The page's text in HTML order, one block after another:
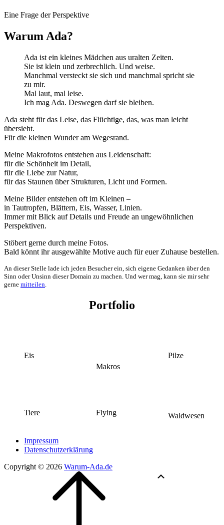
Eine Frage der Perspektive
Warum Ada?
Ada ist ein kleines Mädchen aus uralten Zeiten.
Sie ist klein und zerbrechlich. Und weise.
Manchmal versteckt sie sich und manchmal spricht sie
zu mir.
Mal laut, mal leise.
Ich mag Ada. Deswegen darf sie bleiben.
Ada steht für das Leise, das Flüchtige, das, was man leicht
übersieht.
Für die kleinen Wunder am Wegesrand.
Meine Makrofotos entstehen aus Leidenschaft:
für die Schönheit im Detail,
für die Liebe zur Natur,
für das Staunen über Strukturen, Licht und Formen.
Meine Bilder entstehen oft im Kleinen –
in Tautropfen, Blättern, Eis, Wasser, Linien.
Immer mit Blick auf Details und Freude an ungewöhnlichen
Perspektiven.
Stöbert gerne durch meine Fotos.
Bald könnt ihr ausgewählte Motive auch für euer Zuhause bestellen.
An dieser Stelle lade ich jeden Besucher ein, sich eigene Gedanken über den
Sinn oder Unsinn dieser Domain zu machen. Und wer mag, kann sie mir sehr
gerne mitteilen
Portfolio
Eis
Makros
Pilze
Tiere Flying Waldwesen
Impressum
Datenschutzerklärung
Copyright © 2026 Warum-Ada.de
Scroll